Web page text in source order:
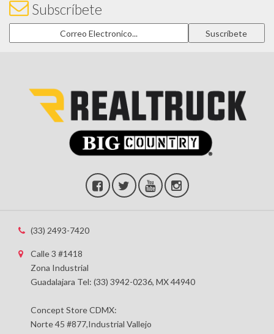
Subscríbete
(33) 2493-7420
Calle 3 #1418
Zona Industrial
Guadalajara Tel: (33) 3942-0236, MX 44940
Concept Store CDMX:
Norte 45 #877,Industrial Vallejo